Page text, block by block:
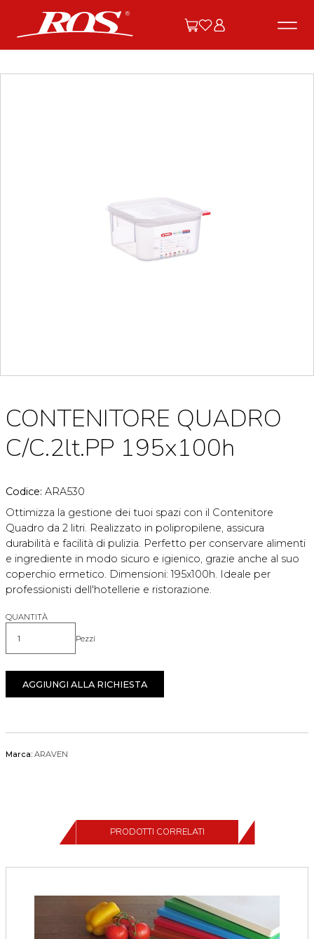
CONTENITORE QUADRO
C/C.2lt.PP 195x100h
Codice: ARA530
Ottimizza la gestione dei tuoi spazi con il Contenitore
Quadro da 2 litri. Realizzato in polipropilene, assicura
durabilità e facilità di pulizia. Perfetto per conservare alimenti
e ingrediente in modo sicuro e igienico, grazie anche al suo
coperchio ermetico. Dimensioni: 195x100h. Ideale per
professionisti dell'hotellerie e ristorazione.
QUANTITÀ
Quantità Pezzi
AGGIUNGI ALLA RICHIESTA
Marca: ARAVEN
PRODOTTI CORRELATI